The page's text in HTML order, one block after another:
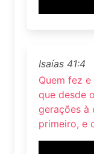
Isaías 41:4
Quem fez
que desde
gerações à
primeiro, e